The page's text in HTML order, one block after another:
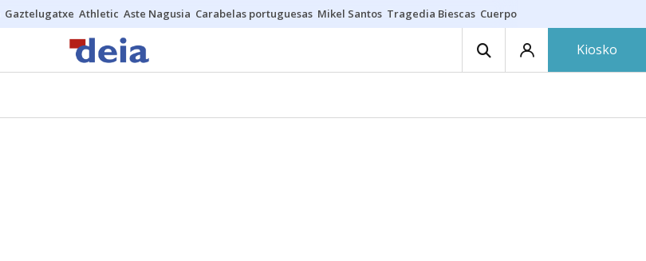
Gaztelugatxe Athletic Aste Nagusia Carabelas portuguesas Mikel Santos Tragedia Biescas Cuerpo ría
Kiosko